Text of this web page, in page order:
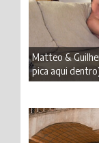
Matteo &
pica aqui